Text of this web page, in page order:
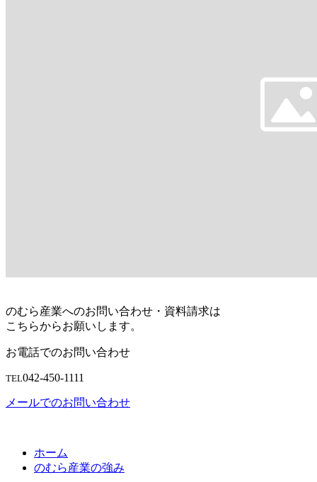
のむら産業へのお問い合わせ・資料請求は
こちらからお願いします。
お電話でのお問い合わせ
TEL042-450-1111
メールでのお問い合わせ
ホーム
のむら産業の強み